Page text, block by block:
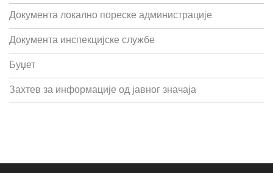
Документа локално пореске администрације
Документа инспекцијске службе
Буџет
Захтев за информације од јавног значаја